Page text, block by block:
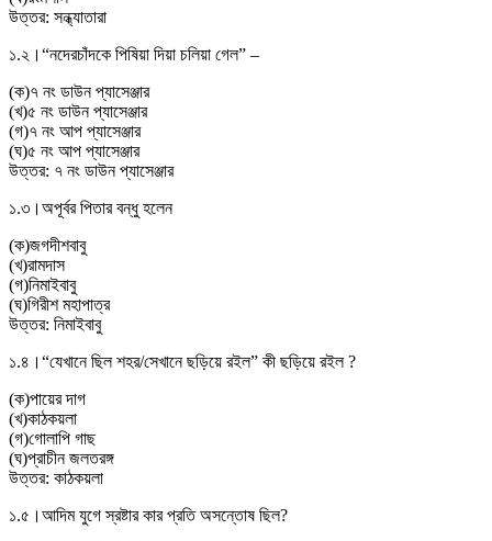
উত্তর: সন্ধ্যাতারা
১.২। “নদেরচাঁদকে পিষিয়া দিয়া চলিয়া গেল” –
(ক)৭ নং ডাউন প্যাসেঞ্জার
(খ)৫ নং ডাউন প্যাসেঞ্জার
(গ)৭ নং আপ প্যাসেঞ্জার
(ঘ)৫ নং আপ প্যাসেঞ্জার
উত্তর: ৭ নং ডাউন প্যাসেঞ্জার
১.৩। অপূর্বর পিতার বন্ধু হলেন
(ক)জগদীশবাবু
(খ)রামদাস
(গ)নিমাইবাবু
(ঘ)গিরীশ মহাপাত্র
উত্তর: নিমাইবাবু
১.৪। “যেখানে ছিল শহর/সেখানে ছড়িয়ে রইল” কী ছড়িয়ে রইল ?
(ক)পায়ের দাগ
(খ)কাঠকয়লা
(গ)গােলাপি গাছ
(ঘ)প্রাচীন জলতরঙ্গ
উত্তর: কাঠকয়লা
১.৫। আদিম যুগে স্রষ্টার কার প্রতি অসন্তোষ ছিল?